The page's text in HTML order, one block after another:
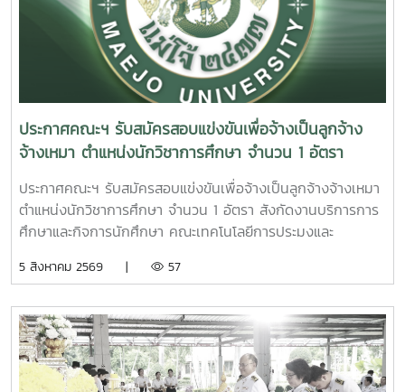
approaches to flooded forest governance in the
Mekong” ซึ่งสะท้อนถึงความสำคัญของความร่วมมือระหว่างนัก
วิจัย ชุมชน และหน่วยงานภาครัฐในการสร้างองค์ความรู้เพื่อการ
บริหารจัดการทรัพยากรธรรมชาติข้ามพรมแดนอย่างยั่งยืน
Agriculture and Forestry College สปป.ลาว พร้อมทั้งทำงาน
ร่วมกับชุมชนในพื้นที่นำร่องทั้งสองประเทศงานวิจัยใช้แนวทาง
การมีส่วนร่วมของชุมชน (Community-based Research)
ผสานองค์ความรู้ท้องถิ่นกับการสำรวจภาคสนาม การประเมิน
ความหลากหลายทางชีวภาพ และการจัดทำแผนที่เชิงนิเวศ เพื่อ
ศึกษาการเปลี่ยนแปลงของป่าบุ่งป่าทาม ซึ่งเป็นแหล่งอนุบาลสัตว์
น้ำและทรัพยากรธรรมชาติที่มีความสำคัญต่อวิถีชีวิตของ
ประชาชนในลุ่มน้ำโขงผลการดำเนินงานจะนำไปสู่การพัฒนา
แนวทางอนุรักษ์ที่ขับเคลื่อนโดยชุมชน อาทิ การจัดตั้งเขตอนุรักษ์
พันธุ์ปลา การฟื้นฟูแหล่งอาศัยของสัตว์น้ำ และการสร้างฐาน
ข้อมูลทางนิเวศและสังคมเพื่อสนับสนุนการกำหนดนโยบายด้าน
โครงการวิจัยดังกล่าวสะท้อนบทบาทของมหาวิทยาลัยแม่โจ้ในการ
องค์ความรู้ร่วมกับเครือข่ายต่างประเทศ เพื่อพัฒนางานวิจัยที่
ตอบโจทย์การอนุรักษ์ทรัพยากรธรรมชาติ ความมั่นคงทางอาหาร
และการพัฒนาที่ยั่งยืนของภูมิภาคลุ่มน้ำโขงทั้งนี้ เรื่องราวของ
โครงการวิจัยได้รับการเผยแพร่บนเว็บไซต์ของ RECOFTC เมื่อวัน
ประกาศคณะฯ รับสมัครสอบแข่งขันเพื่อจ้างเป็นลูกจ้าง
จ้างเหมา ตำแหน่งนักวิชาการศึกษา จำนวน 1 อัตรา
สังกัดงานบริการการศึกษาและกิจการนักศึกษา คณะ
เทคโนโลยีการประมงและทรัพยากรทางน้ำ
ประกาศคณะฯ รับสมัครสอบแข่งขันเพื่อจ้างเป็นลูกจ้างจ้างเหมา
ตำแหน่งนักวิชาการศึกษา จำนวน 1 อัตรา สังกัดงานบริการการ
ศึกษาและกิจการนักศึกษา คณะเทคโนโลยีการประมงและ
5 สิงหาคม 2569 | 57